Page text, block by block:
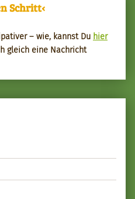
Schritt‹
– wie, kannst Du hier
gle­ich eine Nachricht